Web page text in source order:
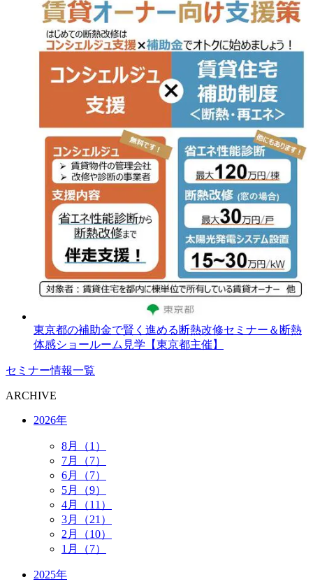
東京都の補助金で賢く進める断熱改修セミナー＆断熱
体感ショールーム見学【東京都主催】
セミナー情報一覧
ARCHIVE
2026年
8月（1）
7月（7）
6月（7）
5月（9）
4月（11）
3月（21）
2月（10）
1月（7）
2025年